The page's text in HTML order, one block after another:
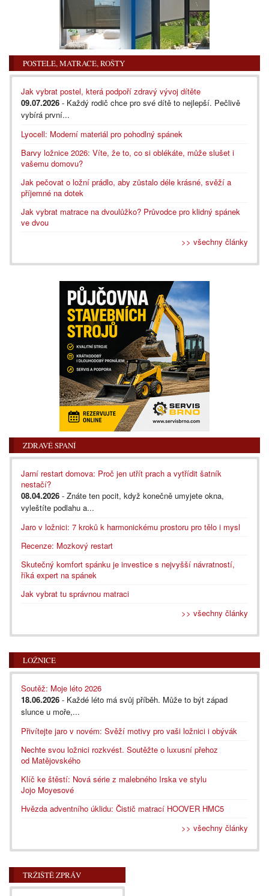
POSTELE, MATRACE, ROŠTY
Jak vybrat postel, která podpoří zdravý vývoj dítěte
09.07.2026 - Každý rodič chce pro své dítě to nejlepší. Pečlivě
vybírá první...
Lyocell: Moderní materiál pro pohodlný spánek
Barvy ložnice 2026: Víte, že to, co si oblékáte, může slušet i
vašemu domovu?
Jak pečovat o ložní prádlo, aby zůstalo déle krásné, svěží a
příjemné na dotek
Jak vybrat matrace na dvoulůžko? Průvodce pro klidný spánek
ve dvou
>> všechny články
ZDRAVÉ SPANÍ
Jarní restart domova: Proč jen utřít prach a vytřídit šatník
nestačí?
08.04.2026 - Znáte ten pocit, když konečně umyjete okna,
vyleštíte podlahu a...
Jaro v ložnici: 7 kroků k harmonickému prostoru pro tělo i mysl
Recenze: Mozkový restart
Skutečný komfort spánku je investice s nejvyšší návratností,
říká expert na spánek
Jak vybrat tu správnou matraci
>> všechny články
LOŽNICE
Soutěž: Moje léto 2026
18.06.2026 - Každé léto má svůj příběh. Může to být západ
slunce u moře,...
Přivítejte jaro v novém: Svěží motivy pro vaši ložnici i obývák
Nechte svou ložnici rozkvést. Soutěžte o luxusní přehoz
od Matějovského
Klíč ke štěstí: Nová série z malebného Irska ve stylu
Jojo Moyesové
Hvězda adventního úklidu: Čistič matrací HOOVER HMC5
>> všechny články
TRŽIŠTĚ ZPRÁV